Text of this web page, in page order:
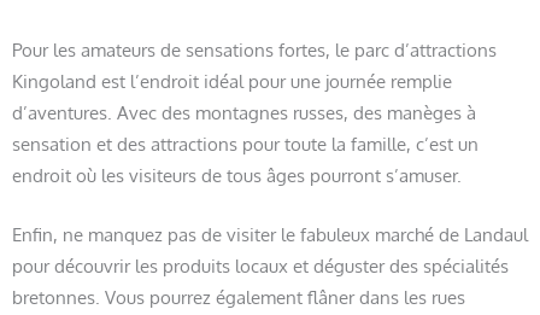
Pour les amateurs de sensations fortes, le parc d’attractions
Kingoland est l’endroit idéal pour une journée remplie
d’aventures. Avec des montagnes russes, des manèges à
sensation et des attractions pour toute la famille, c’est un
endroit où les visiteurs de tous âges pourront s’amuser.
Enfin, ne manquez pas de visiter le fabuleux marché de Landaul
pour découvrir les produits locaux et déguster des spécialités
bretonnes. Vous pourrez également flâner dans les rues